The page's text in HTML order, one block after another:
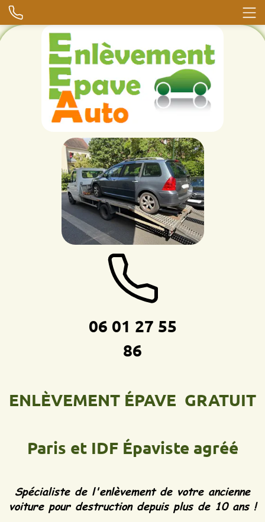
06 01 27 55
86
ENLÈVEMENT ÉPAVE GRATUIT
Paris et IDF Épaviste agréé
Spécialiste de l'enlèvement de votre ancienne
voiture pour destruction depuis plus de 10 ans !